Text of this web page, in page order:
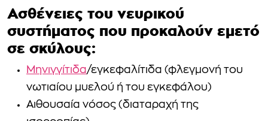
Ασθένειες του νευρικού
συστήματος που προκαλούν εμετό
σε σκύλους:
Μηνιγγίτιδα/εγκεφαλίτιδα (φλεγμονή του
νωτιαίου μυελού ή του εγκεφάλου)
Αιθουσαία νόσος (διαταραχή της